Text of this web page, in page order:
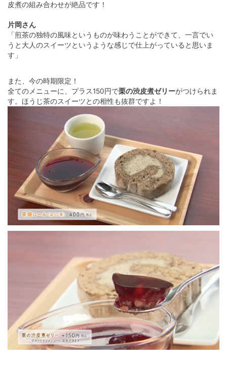
皮煮の組み合わせが絶品です！
片岡さん
「煎茶の独特の風味というものが味わうことができて、一言でい
うと大人のスイーツというような感じで仕上がっていると思いま
す」
また、今の時期限定！
全てのメニューに、プラス150円で栗の渋皮煮ゼリーがつけられま
す。ほうじ茶のスイーツとの相性も抜群ですよ！